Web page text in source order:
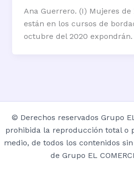
Ana Guerrero. (I) Mujeres de
están en los cursos de
octubre del 2020 expondrán.
© Derechos reservados Grupo
prohibida la reproducción total o
medio, de todos los contenidos
de Grupo EL